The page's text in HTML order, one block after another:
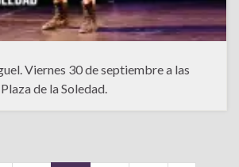
Viernes 30 de septiembre a las
de la Soledad.